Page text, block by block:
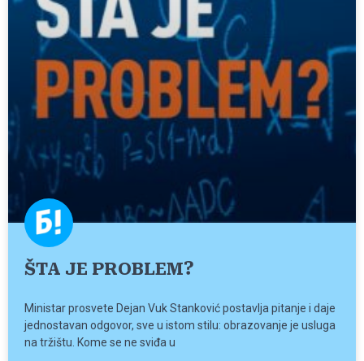
ŠTA JE PROBLEM?
Ministar prosvete Dejan Vuk Stanković postavlja pitanje i daje
jednostavan odgovor, sve u istom stilu: obrazovanje je usluga
na tržištu. Kome se ne sviđa u